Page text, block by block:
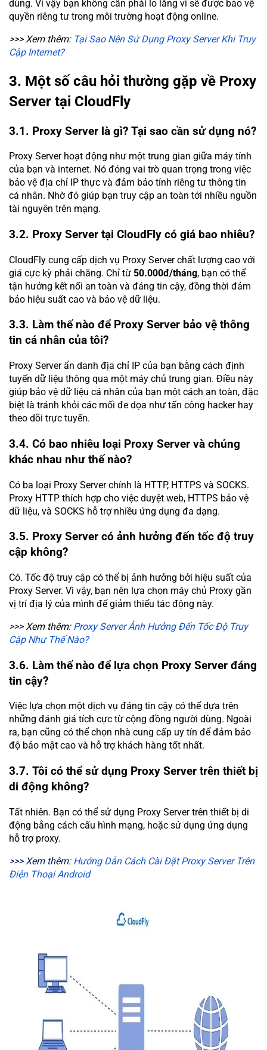
dùng. Vì vậy bạn không cần phải lo lắng vì sẽ được bảo vệ
quyền riêng tư trong môi trường hoạt động online.
>>> Xem thêm: Tại Sao Nên Sử Dụng Proxy Server Khi Truy
Cập Internet?
3. Một số câu hỏi thường gặp về Proxy
Server tại CloudFly
3.1. Proxy Server là gì? Tại sao cần sử dụng nó?
Proxy Server hoạt động như một trung gian giữa máy tính
của bạn và internet. Nó đóng vai trò quan trọng trong việc
bảo vệ địa chỉ IP thực và đảm bảo tính riêng tư thông tin
cá nhân. Nhờ đó giúp bạn truy cập an toàn tới nhiều nguồn
tài nguyên trên mạng.
3.2. Proxy Server tại CloudFly có giá bao nhiêu?
CloudFly cung cấp dịch vụ Proxy Server chất lượng cao với
giá cực kỳ phải chăng. Chỉ từ 50.000đ/tháng, bạn có thể
tận hưởng kết nối an toàn và đáng tin cậy, đồng thời đảm
bảo hiệu suất cao và bảo vệ dữ liệu.
3.3. Làm thế nào để Proxy Server bảo vệ thông
tin cá nhân của tôi?
Proxy Server ẩn danh địa chỉ IP của bạn bằng cách định
tuyến dữ liệu thông qua một máy chủ trung gian. Điều này
giúp bảo vệ dữ liệu cá nhân của bạn một cách an toàn, đặc
biệt là tránh khỏi các mối đe dọa như tấn công hacker hay
theo dõi trực tuyến.
3.4. Có bao nhiêu loại Proxy Server và chúng
khác nhau như thế nào?
Có ba loại Proxy Server chính là HTTP, HTTPS và SOCKS.
Proxy HTTP thích hợp cho việc duyệt web, HTTPS bảo vệ
dữ liệu, và SOCKS hỗ trợ nhiều ứng dụng đa dạng.
3.5. Proxy Server có ảnh hưởng đến tốc độ truy
cập không?
Có. Tốc độ truy cập có thể bị ảnh hưởng bởi hiệu suất của
Proxy Server. Vì vậy, bạn nên lựa chọn máy chủ Proxy gần
vị trí địa lý của mình để giảm thiểu tác động này.
>>> Xem thêm: Proxy Server Ảnh Hưởng Đến Tốc Độ Truy
Cập Như Thế Nào?
3.6. Làm thế nào để lựa chọn Proxy Server đáng
tin cậy?
Việc lựa chọn một dịch vụ đáng tin cậy có thể dựa trên
những đánh giá tích cực từ cộng đồng người dùng. Ngoài
ra, bạn cũng có thể chọn nhà cung cấp uy tín để đảm bảo
độ bảo mật cao và hỗ trợ khách hàng tốt nhất.
3.7. Tôi có thể sử dụng Proxy Server trên thiết bị
di động không?
Tất nhiên. Bạn có thể sử dụng Proxy Server trên thiết bị di
động bằng cách cấu hình mạng, hoặc sử dụng ứng dụng
hỗ trợ proxy.
>>> Xem thêm: Hướng Dẫn Cách Cài Đặt Proxy Server Trên
Điện Thoại Android